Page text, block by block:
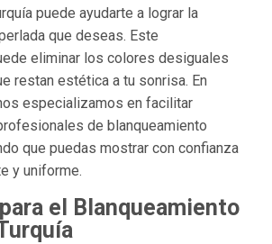
puede ayudarte a lograr la
que deseas. Este
eliminar los colores desiguales
restan estética a tu sonrisa. En
especializamos en facilitar
de blanqueamiento
que puedas mostrar con confianza
y uniforme.
el Blanqueamiento